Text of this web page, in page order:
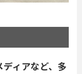
ディアなど、多